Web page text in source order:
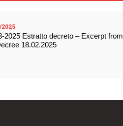
2025
2025 Estratto decreto – Excerpt from
18.02.2025